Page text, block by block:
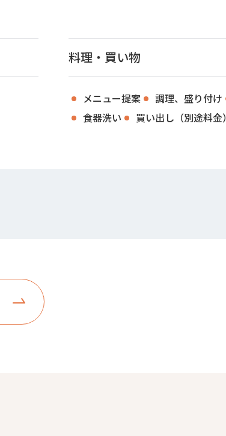
料理・買い物
メニュー提案 調理、盛り付け
食器洗い
買い出し（別途料金）